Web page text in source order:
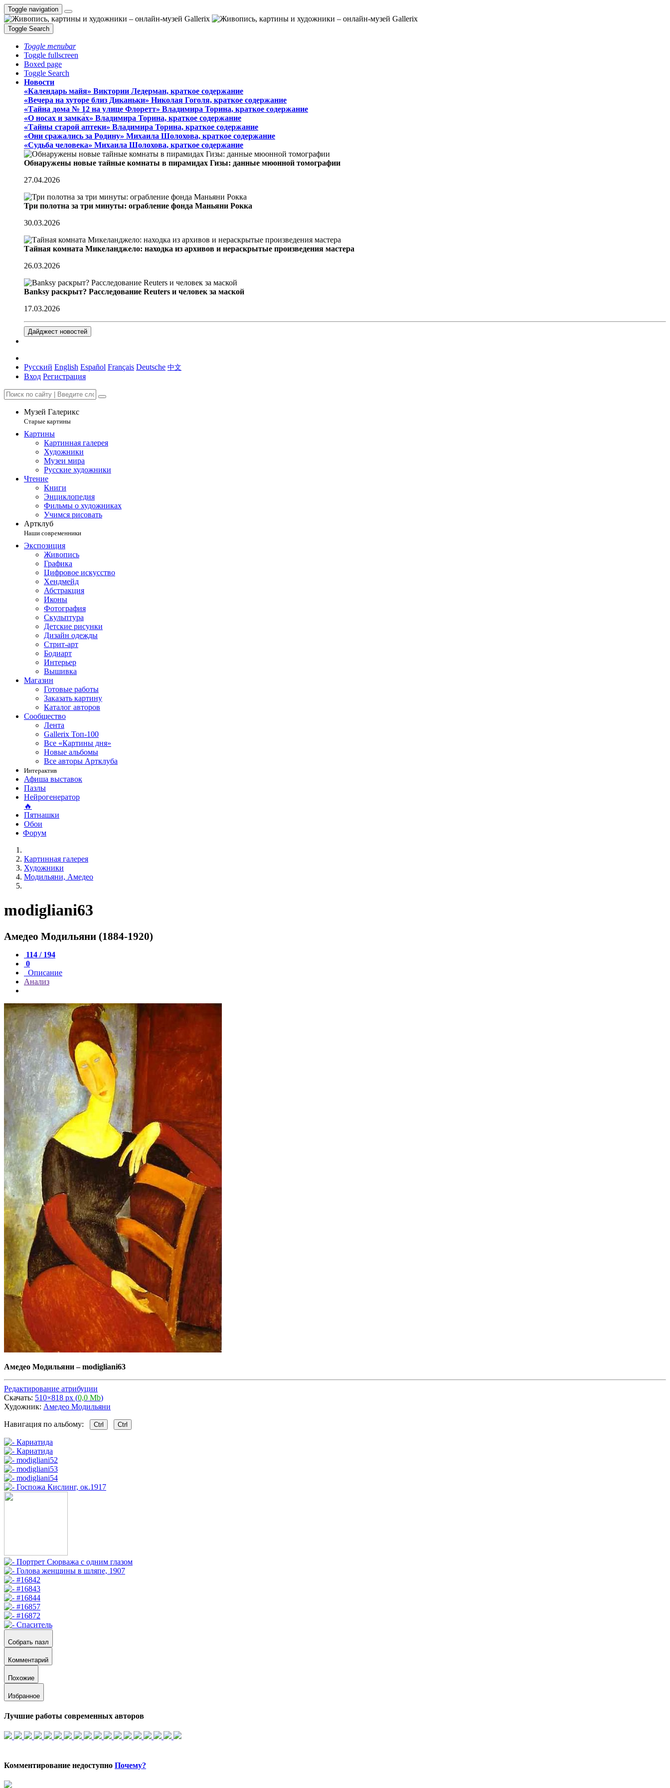
Toggle navigation
Toggle Search
Toggle menubar
Toggle fullscreen
Boxed page
Toggle Search
Новости
«Календарь майя» Виктории Ледерман, краткое содержание
«Вечера на хуторе близ Диканьки» Николая Гоголя, краткое содержание
«Тайна дома № 12 на улице Флоретт» Владимира Торина, краткое содержание
«О носах и замка́х» Владимира Торина, краткое содержание
«Тайны старой аптеки» Владимира Торина, краткое содержание
«Они сражались за Родину» Михаила Шолохова, краткое содержание
«Судьба человека» Михаила Шолохова, краткое содержание
Обнаружены новые тайные комнаты в пирамидах Гизы: данные мюонной томографии
27.04.2026
Три полотна за три минуты: ограбление фонда Маньяни Рокка
30.03.2026
Тайная комната Микеланджело: находка из архивов и нераскрытые произведения мастера
26.03.2026
Banksy раскрыт? Расследование Reuters и человек за маской
17.03.2026
Дайджест новостей
Русский English Español Français Deutsche 中文
Вход Регистрация
Музей Галерикс
Старые картины
Картины
Картинная галерея
Художники
Музеи мира
Русские художники
Чтение
Книги
Энциклопедия
Фильмы о художниках
Учимся рисовать
Артклуб
Наши современники
Экспозиция
Живопись
Графика
Цифровое искусство
Хендмейд
Абстракция
Иконы
Фотография
Скульптура
Детские рисунки
Дизайн одежды
Стрит-арт
Бодиарт
Интерьер
Вышивка
Магазин
Готовые работы
Заказать картину
Каталог авторов
Сообщество
Лента
Gallerix Топ-100
Все «Картины дня»
Новые альбомы
Все авторы Артклуба
Интерактив
Афиша выставок
Пазлы
Нейрогенератор
🔥
Пятнашки
Обои
Форум
Картинная галерея
Художники
Модильяни, Амедео
modigliani63
Амедео Модильяни (1884-1920)
114 / 194
0
Описание
Анализ
Амедео Модильяни–modigliani63
Редактирование атрибуции
Скачать: 510×818 px (0,0 Mb)
Художник: Амедео Модильяни
Навигация по альбому: Ctrl Ctrl
Собрать пазл
Комментарий
Похожие
Избранное
Лучшие работы современных авторов
Комментирование недоступно Почему?